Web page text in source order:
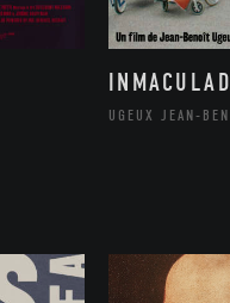
UGEUX JEAN-